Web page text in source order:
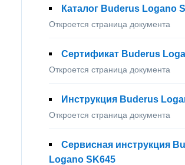
Каталог Buderus Logano
Откроется страница документа
Сертификат Buderus
Откроется страница документа
Инструкция Buderus
Откроется страница документа
Сервисная инструкция
Logano SK645